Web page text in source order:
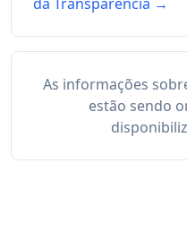
As informações
estão sendo